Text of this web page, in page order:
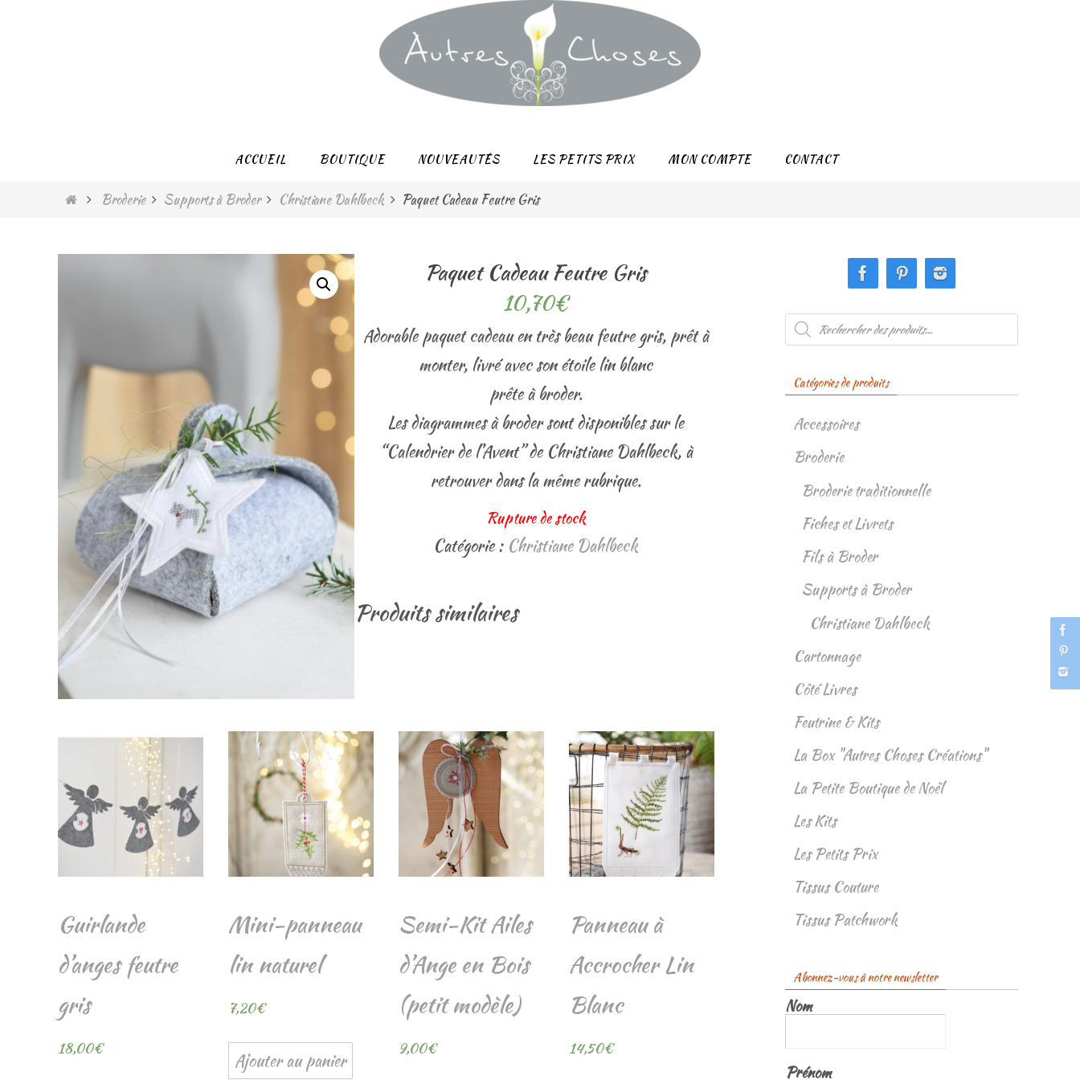
ACCUEIL BOUTIQUE NOUVEAUTÉS LES PETITS PRIX MON COMPTE CONTACT
HomeBroderie Supports à Broder Christiane Dahlbeck Paquet Cadeau Feutre Gris
Paquet Cadeau Feutre Gris
10,70€
Adorable paquet cadeau en très beau feutre gris, prêt à
monter, livré avec son étoile lin blanc
prête à broder.
Les diagrammes à broder sont disponibles sur le
“Calendrier de l’Avent” de Christiane Dahlbeck, à
retrouver dans la même rubrique.
Rupture de stock
Catégorie : Christiane Dahlbeck
Produits similaires
Guirlande
d’anges feutre
gris
18,00€
Mini-panneau
lin naturel
7,20€
Ajouter au panier
Semi-Kit Ailes
d’Ange en Bois
(petit modèle)
9,00€
Panneau à
Accrocher Lin
Blanc
14,50€
Recherche
de
produits
Catégories de produits
Accessoires
Broderie
Broderie traditionnelle
Fiches et Livrets
Fils à Broder
Supports à Broder
Christiane Dahlbeck
Cartonnage
Côté Livres
Feutrine & Kits
La Box "Autres Choses Créations"
La Petite Boutique de Noël
Les Kits
Les Petits Prix
Tissus Couture
Tissus Patchwork
Abonnez-vous à notre newsletter
Nom
Prénom